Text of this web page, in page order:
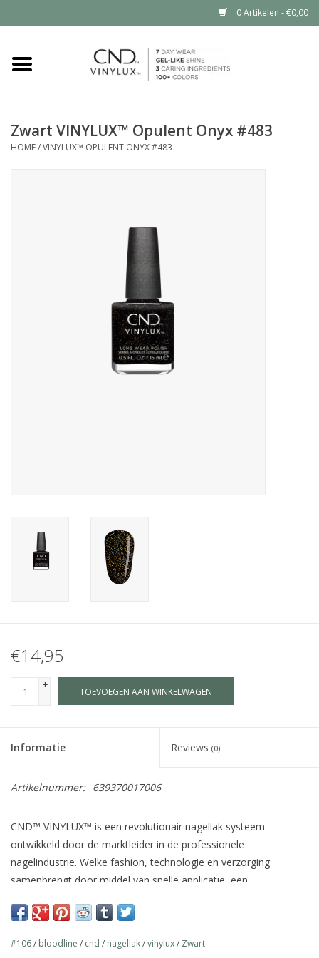
0 Artikelen - €0,00
Home
Nailart voor jou
Zwart VINYLUX™ Opulent Onyx #483
HOME/VINYLUX™ OPULENT ONYX #483
€14,95
+
-
TOEVOEGEN AAN WINKELWAGEN
Informatie Reviews (0)
Artikelnummer: 639370017006
CND™ VINYLUX™ is een revolutionair nagellak systeem
ontwikkeld door de marktleider in de professionele
nagelindustrie. Welke fashion, technologie en verzorging
samenbrengt door middel van snelle applicatie, een
natuurlijke nagel zoals Jojoba olie, Vitamine E en Keratine en
wereldwijde fashion industrie.
#106/ bloodline / cnd / nagellak/vinylux/ Zwart